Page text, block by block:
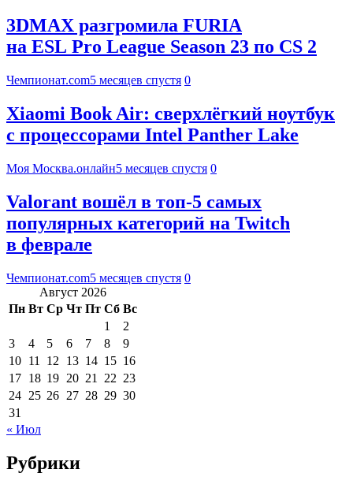
3DMAX разгромила FURIA
на ESL Pro League Season 23 по CS 2
Чемпионат.com5 месяцев спустя 0
Xiaomi Book Air: сверхлёгкий ноутбук
с процессорами Intel Panther Lake
Моя Москва.онлайн5 месяцев спустя 0
Valorant вошёл в топ-5 самых
популярных категорий на Twitch
в феврале
Чемпионат.com5 месяцев спустя 0
Август 2026
Пн Вт Ср Чт Пт Сб Вс
1
2
3
4 5 6 7 8
9
10 11 12 13 14 15 16
17 18 19 20 21 22 23
24 25 26 27 28 29 30
31
« Июл
Рубрики